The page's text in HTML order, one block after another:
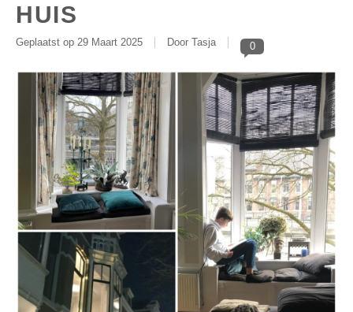
HUIS
Geplaatst op 29 Maart 2025 Door Tasja 0